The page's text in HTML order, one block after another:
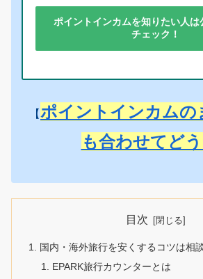
ポイントインカムを知りたい人は
チェック！
【ポイントインカムの
も合わせてど
目次
国内・海外旅行を安くするコツは相
EPARK旅行カウンターとは